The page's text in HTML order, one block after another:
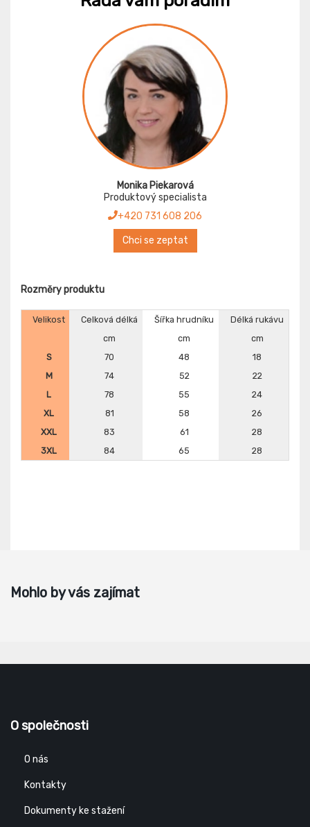
Monika Piekarová
Produktový specialista
+420 731 608 206
Chci se zeptat
Rozměry produktu
Velikost Celková délká Šířka hrudníku
Délká rukávu
cm
cm
cm
S
70 48
18
M
74 52
22
L
78 55
24
XL
81 58
26
XXL
83 61
28
3XL
84 65 28
Mohlo by vás zajímat
O společnosti
O nás
Kontakty
Dokumenty ke stažení